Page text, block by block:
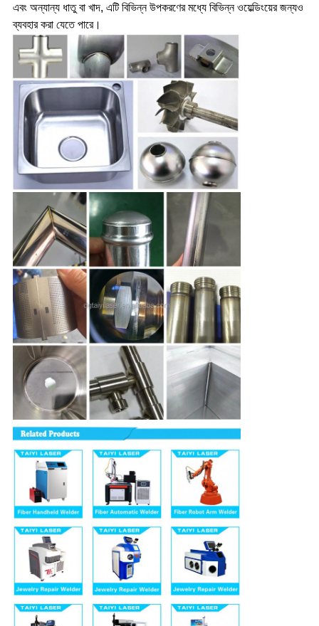
এবং অন্যান্য ধাতু বা খাদ, এটি বিভিন্ন উপকরণের মধ্যে বিভিন্ন ওয়েল্ডিংয়ের জন্যও
ব্যবহার করা যেতে পারে।